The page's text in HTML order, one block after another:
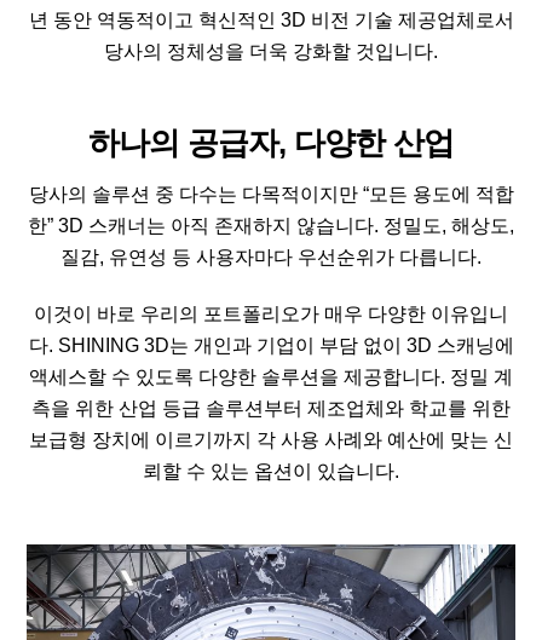
년 동안 역동적이고 혁신적인 3D 비전 기술 제공업체로서
당사의 정체성을 더욱 강화할 것입니다.
하나의 공급자, 다양한 산업
당사의 솔루션 중 다수는 다목적이지만 “모든 용도에 적합
한” 3D 스캐너는 아직 존재하지 않습니다. 정밀도, 해상도,
질감, 유연성 등 사용자마다 우선순위가 다릅니다.
이것이 바로 우리의 포트폴리오가 매우 다양한 이유입니
다. SHINING 3D는 개인과 기업이 부담 없이 3D 스캐닝에
액세스할 수 있도록 다양한 솔루션을 제공합니다. 정밀 계
측을 위한 산업 등급 솔루션부터 제조업체와 학교를 위한
보급형 장치에 이르기까지 각 사용 사례와 예산에 맞는 신
뢰할 수 있는 옵션이 있습니다.